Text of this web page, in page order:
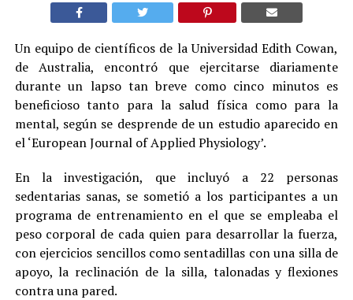
Un equipo de científicos de la Universidad Edith Cowan,
de Australia, encontró que ejercitarse diariamente
durante un lapso tan breve como cinco minutos es
beneficioso tanto para la salud física como para la
mental, según se desprende de un estudio aparecido en
el ‘European Journal of Applied Physiology’.
En la investigación, que incluyó a 22 personas
sedentarias sanas, se sometió a los participantes a un
programa de entrenamiento en el que se empleaba el
peso corporal de cada quien para desarrollar la fuerza,
con ejercicios sencillos como sentadillas con una silla de
apoyo, la reclinación de la silla, talonadas y flexiones
contra una pared.